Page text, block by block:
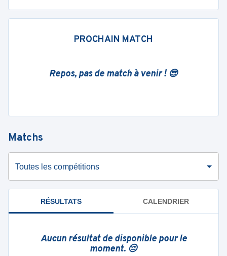
PROCHAIN MATCH
Repos, pas de match à venir ! 😎
Matchs
Toutes les compétitions
RÉSULTATS CALENDRIER
Aucun résultat de disponible pour le
moment. 😔